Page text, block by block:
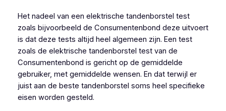
Het nadeel van een elektrische tandenborstel test
zoals bijvoorbeeld de Consumentenbond deze uitvoert
is dat deze tests altijd heel algemeen zijn. Een test
zoals de elektrische tandenborstel test van de
Consumentenbond is gericht op de gemiddelde
gebruiker, met gemiddelde wensen. En dat terwijl er
juist aan de beste tandenborstel soms heel specifieke
eisen worden gesteld.